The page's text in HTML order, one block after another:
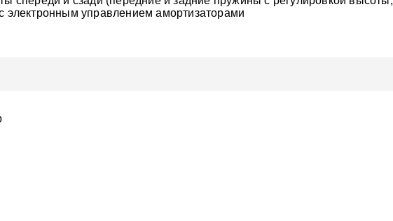
электронным управлением амортизаторами